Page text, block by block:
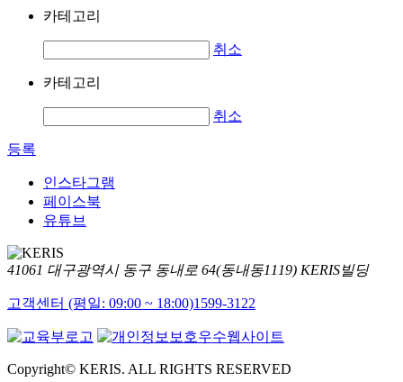
카테고리
취소
카테고리
취소
등록
인스타그램
페이스북
유튜브
41061 대구광역시 동구 동내로 64(동내동1119) KERIS빌딩
고객센터 (평일: 09:00 ~ 18:00)1599-3122
Copyright© KERIS. ALL RIGHTS RESERVED